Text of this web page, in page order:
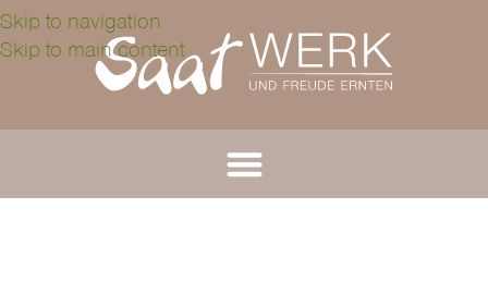
Skip to navigation
Skip to main content